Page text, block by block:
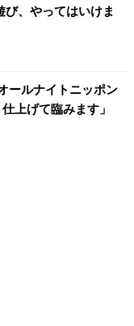
び、やってはいけま
ールナイトニッポン
上げて臨みます」